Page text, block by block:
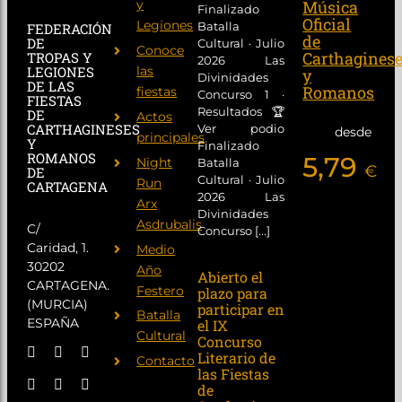
FEDERACIÓN
DE
TROPAS Y
LEGIONES
DE LAS
FIESTAS
DE
CARTHAGINESES
Y
ROMANOS
DE
CARTAGENA
C/
Caridad, 1.
30202
CARTAGENA.
(MURCIA)
ESPAÑA
y
Legiones
Conoce
las
fiestas
Actos
principales
Night
Run
Arx
Asdrubalis
Medio
Año
Festero
Batalla
Cultural
Contacto
Finalizado
Batalla
Cultural · Julio
2026 Las
Divinidades
Concurso 1 ·
Resultados 🏆
Ver podio
Finalizado
Batalla
Cultural · Julio
2026 Las
Divinidades
Concurso [...]
Abierto el
plazo para
participar en
el IX
Concurso
Literario de
las Fiestas
de
Música
Oficial
de
y
Romanos
desde
5,79€